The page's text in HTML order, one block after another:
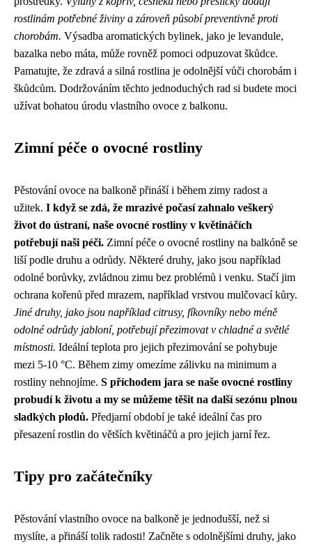
rostlinám potřebné živiny a zároveň působí preventivně proti
chorobám. Výsadba aromatických bylinek, jako je levandule,
bazalka nebo máta, může rovněž pomoci odpuzovat škůdce.
Pamatujte, že zdravá a silná rostlina je odolnější vůči chorobám i
škůdcům. Dodržováním těchto jednoduchých rad si budete moci
užívat bohatou úrodu vlastního ovoce z balkonu.
Zimní péče o ovocné rostliny
Pěstování ovoce na balkoně přináší i během zimy radost a
užitek. I když se zdá, že mrazivé počasí zahnalo veškerý
život do ústraní, naše ovocné rostliny v květináčích
potřebují naši péči. Zimní péče o ovocné rostliny na balkóně se
liší podle druhu a odrůdy. Některé druhy, jako jsou například
odolné borůvky, zvládnou zimu bez problémů i venku. Stačí jim
ochrana kořenů před mrazem, například vrstvou mulčovací kůry.
Jiné druhy, jako jsou například citrusy, fíkovníky nebo méně
odolné odrůdy jabloní, potřebují přezimovat v chladné a světlé
místnosti. Ideální teplota pro jejich přezimování se pohybuje
mezi 5-10 °C. Během zimy omezíme zálivku na minimum a
rostliny nehnojíme. S příchodem jara se naše ovocné rostliny
probudí k životu a my se můžeme těšit na další sezónu plnou
sladkých plodů. Předjarní období je také ideální čas pro
přesazení rostlin do větších květináčů a pro jejich jarní řez.
Tipy pro začátečníky
Pěstování vlastního ovoce na balkoně je jednodušší, než si
myslíte, a přináší tolik radosti! Začněte s odolnějšími druhy, jako